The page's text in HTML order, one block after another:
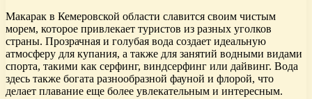
Макарак в Кемеровской области славится своим чистым
морем, которое привлекает туристов из разных уголков
страны. Прозрачная и голубая вода создает идеальную
атмосферу для купания, а также для занятий водными видами
спорта, такими как серфинг, виндсерфинг или дайвинг. Вода
здесь также богата разнообразной фауной и флорой, что
делает плавание еще более увлекательным и интересным.